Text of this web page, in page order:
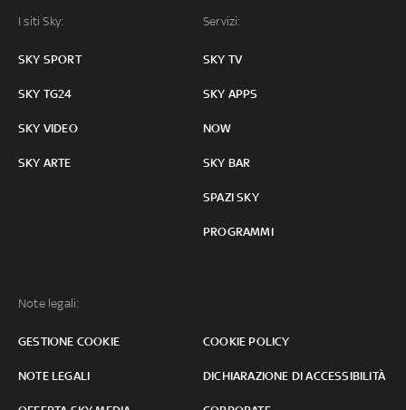
I siti Sky:
SKY SPORT
SKY TG24
SKY VIDEO
SKY ARTE
Servizi:
SKY TV
SKY APPS
NOW
SKY BAR
SPAZI SKY
PROGRAMMI
Note legali:
GESTIONE COOKIE COOKIE POLICY
NOTE LEGALI DICHIARAZIONE DI ACCESSIBILITÀ